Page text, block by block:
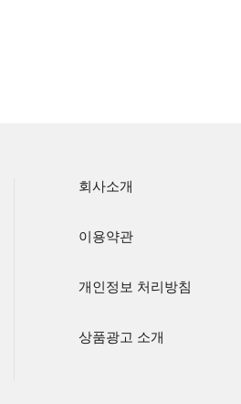
회사소개
이용약관
개인정보 처리방침
상품광고 소개